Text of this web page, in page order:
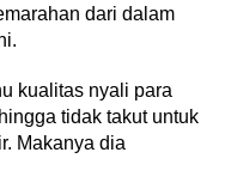
dari dalam
kualitas nyali para
tidak takut untuk
Makanya dia